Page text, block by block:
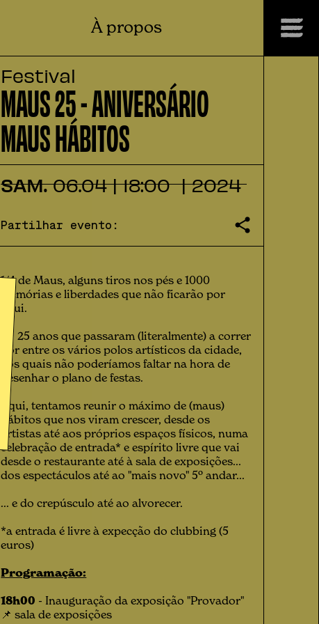
À propos
Festival
MAUS 25 - ANIVERSÁRIO
MAUS HÁBITOS
SAM. 06.04 | 18:00 | 2024
Partilhar evento:
1/4 de Maus, alguns tiros nos pés e 1000
memórias e liberdades que não ficarão por
aqui.
👉 25 anos que passaram (literalmente) a correr
por entre os vários polos artísticos da cidade,
aos quais não poderíamos faltar na hora de
desenhar o plano de festas.
Aqui, tentamos reunir o máximo de (maus)
hábitos que nos viram crescer, desde os
artistas até aos próprios espaços físicos, numa
celebração de entrada* e espírito livre que vai
desde o restaurante até à sala de exposições...
dos espectáculos até ao "mais novo" 5º andar...
... e do crepúsculo até ao alvorecer.
*a entrada é livre à expecção do clubbing (5
euros)
Programação:
18h00 - Inauguração da exposição "Provador"
📌 sala de exposições